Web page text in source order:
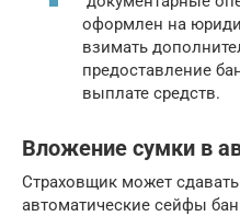
оформлен на
взимать
предоставление
выплате средств.
Вложение сумки в
Страховщик может
автоматические сейфы